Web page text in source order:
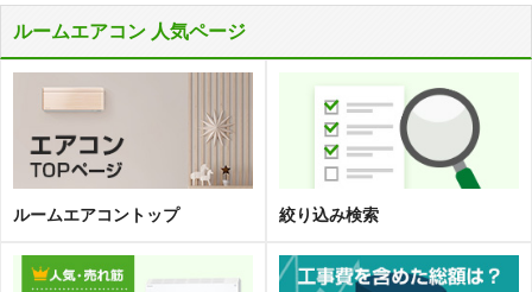
ルームエアコン 人気ページ
ルームエアコントップ 絞り込み検索